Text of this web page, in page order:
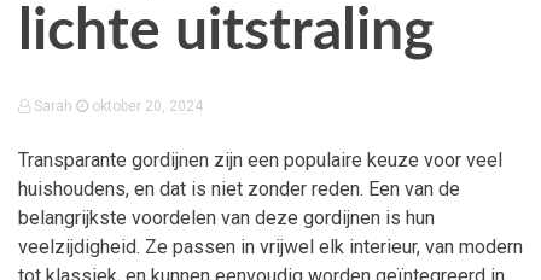
lichte uitstraling
Sarah oktober 20, 2024
Transparante gordijnen zijn een populaire keuze voor veel
huishoudens, en dat is niet zonder reden. Een van de
belangrijkste voordelen van deze gordijnen is hun
veelzijdigheid. Ze passen in vrijwel elk interieur, van modern
tot klassiek, en kunnen eenvoudig worden geïntegreerd in